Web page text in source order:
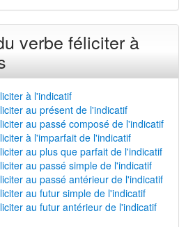
verbe féliciter à
à l'indicatif
au présent de l'indicatif
au passé composé de l'indicatif
à l'imparfait de l'indicatif
au plus que parfait de l'indicatif
au passé simple de l'indicatif
au passé antérieur de l'indicatif
au futur simple de l'indicatif
au futur antérieur de l'indicatif